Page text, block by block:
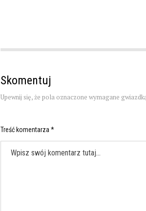
Skomentuj
Upewnij się, że pola oznaczone wymagane
Treść komentarza *